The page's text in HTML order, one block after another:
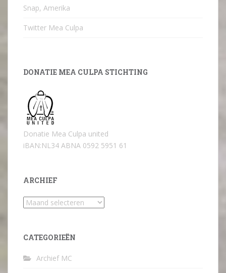
Snap, Amerika
Twitter Mea Culpa
DONATIE MEA CULPA STICHTING
Donatie Mea Culpa united
iBAN:NL34 ABNA 0592 5951 61
ARCHIEF
Archief
CATEGORIEËN
Archief MC